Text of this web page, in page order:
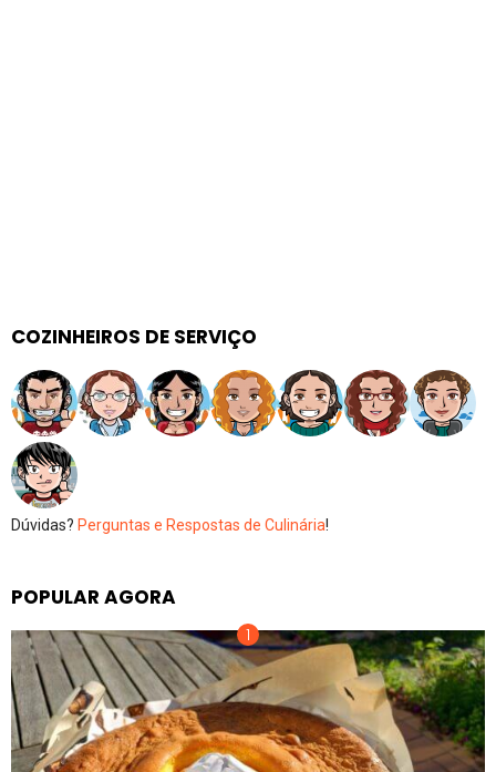
COZINHEIROS DE SERVIÇO
Dúvidas? Perguntas e Respostas de Culinária!
POPULAR AGORA